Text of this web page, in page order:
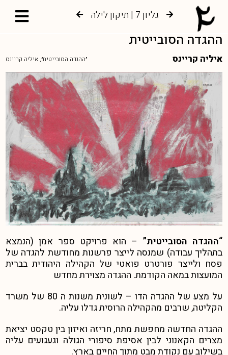
גליון 7 | תיקון לילה
ההגדה הסובייטית
איליה קריינס ״ההגדה הסובייטית״, איליה קריינס
“ההגדה הסובייטית” – הוא פרויקט ספר אמן (הנמצא
בתהליך עבודה) שמנסה לייצר פרשנות מחודשת להגדה של
פסח ולייצר פורטרט פואטי של הקהילה היהודית בברית
המועצות במאה הקודמת. ההגדה מצוירת מחדש
על מצע של ההגדה הדו – לשונית משנות ה 80 של משרד
הקליטה, שרבים מהקהילה הרוסית גדלו עליה.
ההגדה החדשה מחפשת מתח, חריזה ואיזון בין טקסט יציאת
מצרים הקאנוני לבין אסיפת סיפורי הגולה וגעגועים עליה
בשילוב עם נקודת מבט מתוך החיים בארץ.